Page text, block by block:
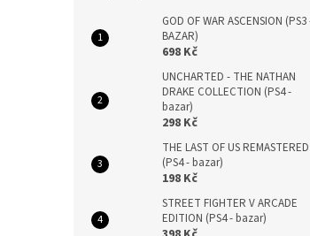
GOD OF WAR ASCENSION (PS3
BAZAR)
698 Kč
UNCHARTED - THE NATHAN
DRAKE COLLECTION (PS4 -
bazar)
298 Kč
THE LAST OF US REMASTERED
(PS4 - bazar)
198 Kč
STREET FIGHTER V ARCADE
EDITION (PS4 - bazar)